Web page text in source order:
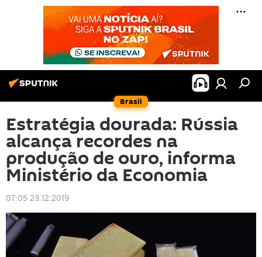
Brasil
Estratégia dourada: Rússia
alcança recordes na
produção de ouro, informa
Ministério da Economia
07:05 23.12.2019